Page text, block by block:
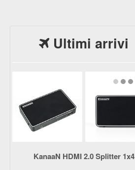
Ultimi arrivi
KanaaN HDMI 2.0 Splitter 1x4